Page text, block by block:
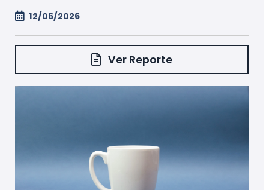
12/06/2026
Ver Reporte